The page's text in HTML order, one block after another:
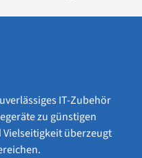
IT-Zubehör
zu günstigen
überzeugt